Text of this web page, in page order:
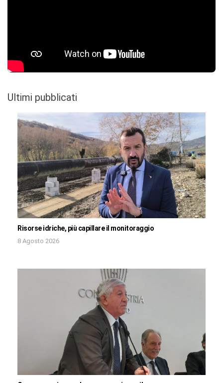
Ultimi pubblicati
Risorse idriche, più capillare il monitoraggio
8 Agosto 2026